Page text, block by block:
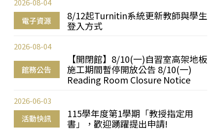
電子資源
8/12起Turnitin系統更新教師與學生
登入方式
2026-08-04
館務公告
【開閉館】8/10(一)自習室高架地板
施工期間暫停開放公告 8/10(一)
Reading Room Closure Notice
2026-08-04
活動快訊
115學年度第1學期「教授指定用
書」，歡迎踴躍提出申請!
2026-06-03